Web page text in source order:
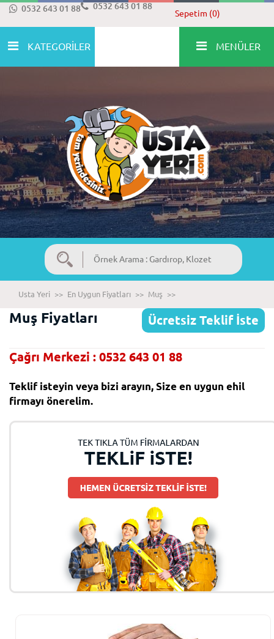
0532 643 01 88 0532 643 01 88
Sepetim (0)
KATEGORİLER MENÜLER
Usta Yeri >> En Uygun Fiyatları >> Muş >>
Muş Fiyatları Ücretsiz Teklif İste
Çağrı Merkezi : 0532 643 01 88
Teklif isteyin veya bizi arayın, Size en uygun ehil
firmayı önerelim.